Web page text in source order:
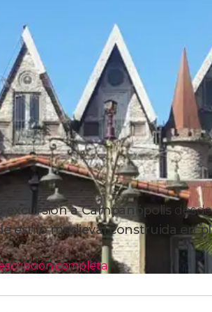
excursión a Campanópolis
estilo medieval construida en
completa